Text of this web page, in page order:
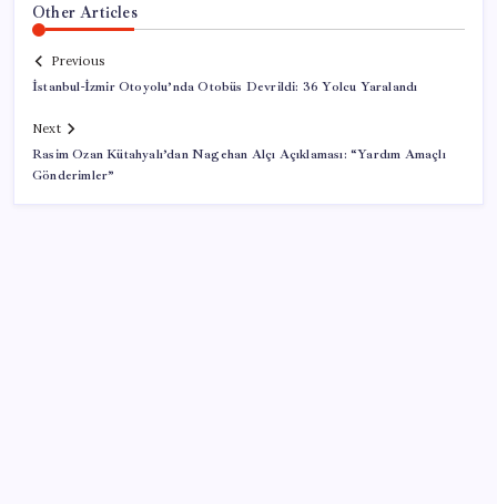
Other Articles
Previous
İstanbul-İzmir Otoyolu’nda Otobüs Devrildi: 36 Yolcu Yaralandı
Next
Rasim Ozan Kütahyalı’dan Nagehan Alçı Açıklaması: “Yardım Amaçlı
Gönderimler”